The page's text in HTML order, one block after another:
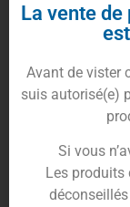
tout droit
son savoir
dont les
ils accordent
Leurs
La vente
Avant de vister
suis autorisé(e)
Si vous
Les